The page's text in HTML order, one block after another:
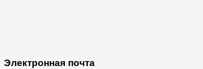
Электронная почта